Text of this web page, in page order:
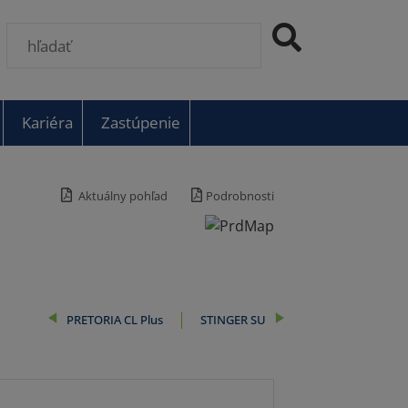
Kariéra Zastúpenie
Aktuálny pohľad Podrobnosti
STINGER SU
PRETORIA CL Plus